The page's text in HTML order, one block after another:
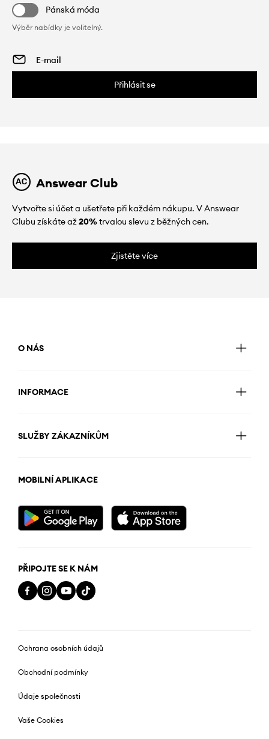
Pánská móda
Výběr nabídky je volitelný.
Přihlásit se
Answear Club
Vytvořte si účet a ušetřete při každém nákupu. V Answear
Clubu získáte až20%trvalou slevu z běžných cen.
Zjistěte více
O NÁS
INFORMACE
SLUŽBY ZÁKAZNÍKŮM
MOBILNÍ APLIKACE
PŘIPOJTE SE K NÁM
Ochrana osobních údajů
Obchodní podmínky
Údaje společnosti
Vaše Cookies